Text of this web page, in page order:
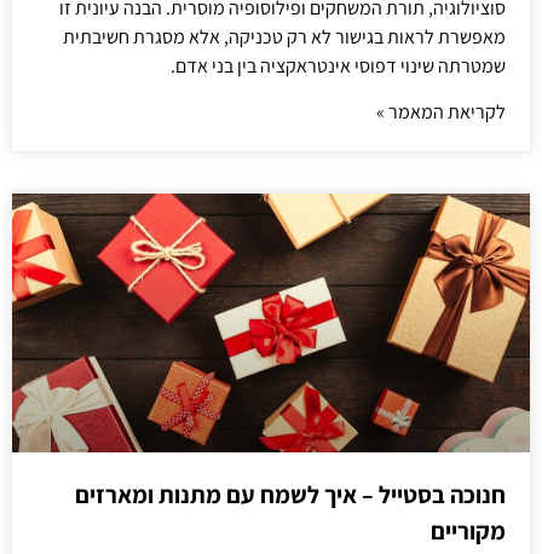
סוציולוגיה, תורת המשחקים ופילוסופיה מוסרית. הבנה עיונית זו
מאפשרת לראות בגישור לא רק טכניקה, אלא מסגרת חשיבתית
שמטרתה שינוי דפוסי אינטראקציה בין בני אדם.
לקריאת המאמר »
חנוכה בסטייל – איך לשמח עם מתנות ומארזים
מקוריים